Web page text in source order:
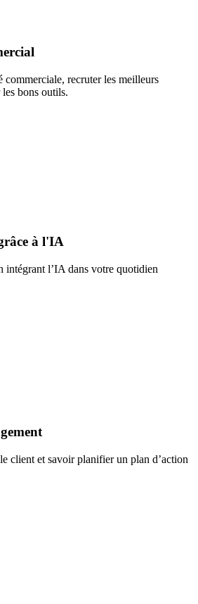
recruter les meilleurs
bons outils.
à l'IA
intégrant l’IA dans votre quotidien
client et savoir planifier un plan d’action